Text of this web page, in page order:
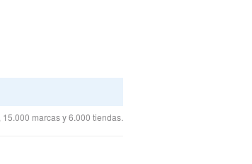
marcas y 6.000 tiendas.